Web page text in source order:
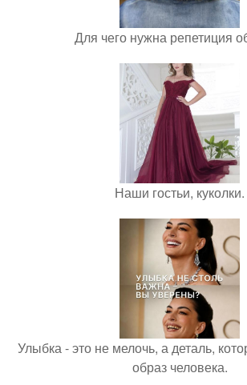
Для чего нужна репетиция
Наши гостьи, куколки.
Улыбка - это не мелочь, а деталь,
образ человека.